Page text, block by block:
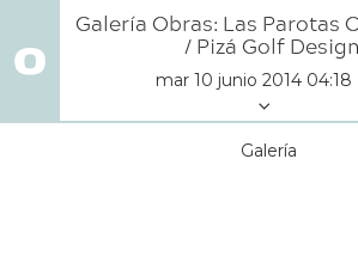
Galería Obras: Las Parotas
/ Pizá Golf Design
mar 10 junio 2014 04:18
Galería